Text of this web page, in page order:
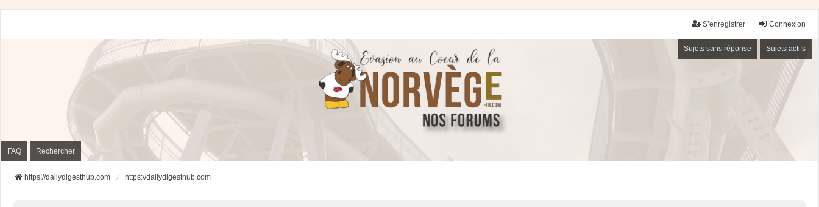
Connexion
S’enregistrer
Sujets sans réponse Sujets actifs
FAQ Rechercher
https://dailydigesthub.com https://dailydigesthub.com